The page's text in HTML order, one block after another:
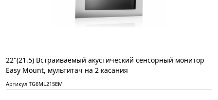
22"(21.5) Встраиваемый акустический сенсорный монитор
Easy Mount, мультитач на 2 касания
Артикул TG6ML215EM